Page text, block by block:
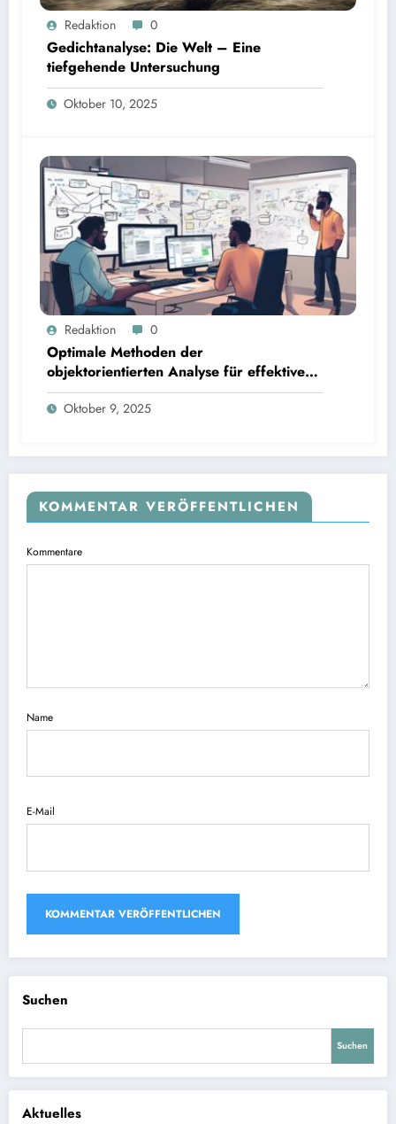
Redaktion 0
Gedichtanalyse: Die Welt – Eine
tiefgehende Untersuchung
Oktober 10, 2025
Redaktion 0
Optimale Methoden der
objektorientierten Analyse für effektives
Softwaredesign
Oktober 9, 2025
KOMMENTAR VERÖFFENTLICHEN
Kommentare
Name
E-Mail
Suchen
Suchen
Aktuelles